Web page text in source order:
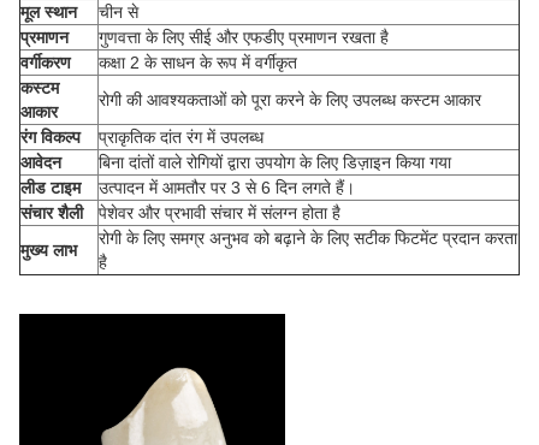
मूल स्थान
चीन से
प्रमाणन
गुणवत्ता के लिए सीई और एफडीए प्रमाणन रखता है
वर्गीकरण
कक्षा 2 के साधन के रूप में वर्गीकृत
कस्टम
आकार
रोगी की आवश्यकताओं को पूरा करने के लिए उपलब्ध कस्टम आकार
रंग विकल्प
प्राकृतिक दांत रंग में उपलब्ध
आवेदन
बिना दांतों वाले रोगियों द्वारा उपयोग के लिए डिज़ाइन किया गया
लीड टाइम
उत्पादन में आमतौर पर 3 से 6 दिन लगते हैं।
संचार शैली
पेशेवर और प्रभावी संचार में संलग्न होता है
मुख्य लाभ
रोगी के लिए समग्र अनुभव को बढ़ाने के लिए सटीक फिटमेंट प्रदान करता
है